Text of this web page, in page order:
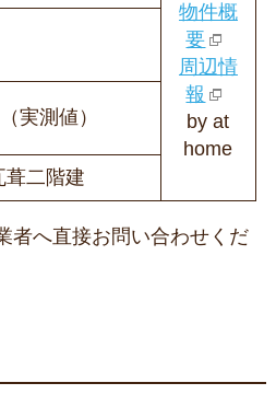
物件概
要
周辺情
報
by at
home
実測値）
葺二階建
者へ直接お問い合わせくだ